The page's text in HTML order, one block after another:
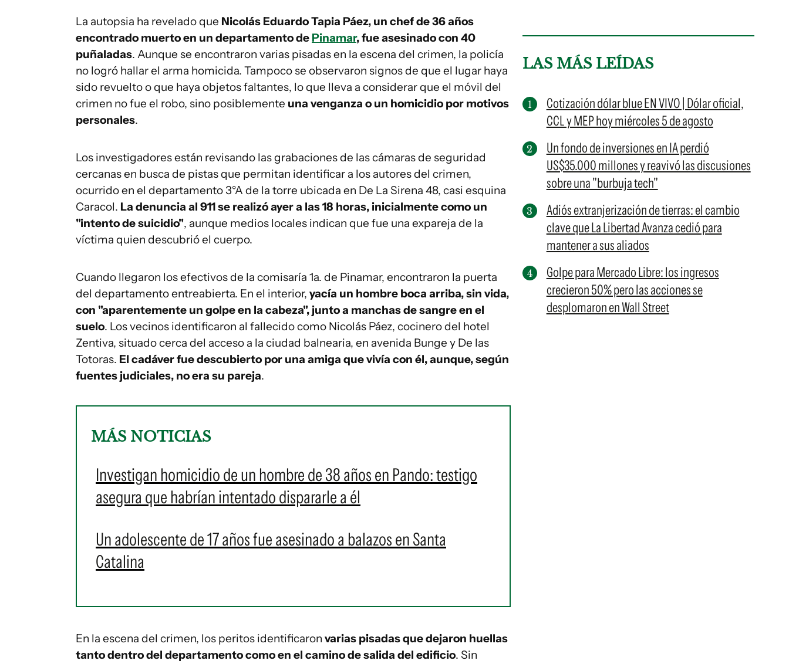
La autopsia ha revelado que Nicolás Eduardo Tapia Páez, un chef de 36 años
encontrado muerto en un departamento de Pinamar, fue asesinado con 40
puñaladas. Aunque se encontraron varias pisadas en la escena del crimen, la policía
no logró hallar el arma homicida. Tampoco se observaron signos de que el lugar haya
sido revuelto o que haya objetos faltantes, lo que lleva a considerar que el móvil del
crimen no fue el robo, sino posiblemente una venganza o un homicidio por motivos
personales.
Los investigadores están revisando las grabaciones de las cámaras de seguridad
cercanas en busca de pistas que permitan identificar a los autores del crimen,
ocurrido en el departamento 3°A de la torre ubicada en De La Sirena 48, casi esquina
Caracol. La denuncia al 911 se realizó ayer a las 18 horas, inicialmente como un
"intento de suicidio", aunque medios locales indican que fue una expareja de la
víctima quien descubrió el cuerpo.
Cuando llegaron los efectivos de la comisaría 1a. de Pinamar, encontraron la puerta
del departamento entreabierta. En el interior, yacía un hombre boca arriba, sin vida,
con "aparentemente un golpe en la cabeza", junto a manchas de sangre en el
suelo. Los vecinos identificaron al fallecido como Nicolás Páez, cocinero del hotel
Zentiva, situado cerca del acceso a la ciudad balnearia, en avenida Bunge y De las
Totoras. El cadáver fue descubierto por una amiga que vivía con él, aunque, según
fuentes judiciales, no era su pareja.
MÁS NOTICIAS
Investigan homicidio de un hombre de 38 años en Pando: testigo
asegura que habrían intentado dispararle a él
Un adolescente de 17 años fue asesinado a balazos en Santa
Catalina
En la escena del crimen, los peritos identificaron varias pisadas que dejaron huellas
tanto dentro del departamento como en el camino de salida del edificio. Sin
LAS MÁS LEÍDAS
Cotización dólar blue EN VIVO | Dólar oficial,
CCL y MEP hoy miércoles 5 de agosto
Un fondo de inversiones en IA perdió
US$35.000 millones y reavivó las discusiones
sobre una "burbuja tech"
Adiós extranjerización de tierras: el cambio
clave que La Libertad Avanza cedió para
mantener a sus aliados
Golpe para Mercado Libre: los ingresos
crecieron 50% pero las acciones se
desplomaron en Wall Street